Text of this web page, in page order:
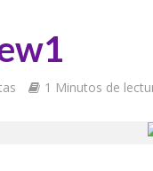
1 Minutos de